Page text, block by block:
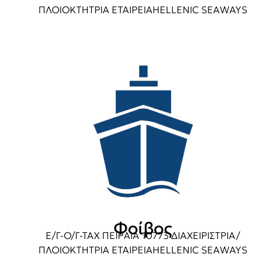
ΠΛΟΙΟΚΤΗΤΡΙΑ ΕΤΑΙΡΕΙΑHELLENIC SEAWAYS
Ε/Γ-Ο/Γ-ΤΑΧ ΠΕΙΡΑΙΑ 10773 ΔΙΑΧΕΙΡΙΣΤΡΙΑ/
ΠΛΟΙΟΚΤΗΤΡΙΑ ΕΤΑΙΡΕΙΑHELLENIC SEAWAYS
Φοίβος